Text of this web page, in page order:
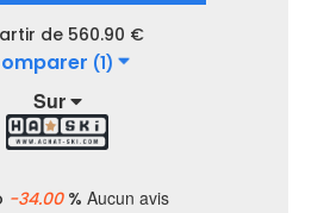
de 560.90 €
(1)
Sur
-34.00% Aucun avis